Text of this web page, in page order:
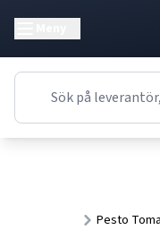
Pesto